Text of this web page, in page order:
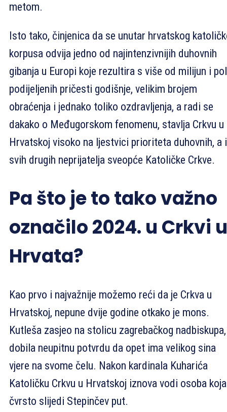
metom.
Isto tako, činjenica da se unutar hrvatskog
korpusa odvija jedno od najintenzivnijih duhovnih
gibanja u Europi koje rezultira s više od milijun i pol
podijeljenih pričesti godišnje, velikim brojem
obraćenja i jednako toliko ozdravljenja, a radi se
dakako o Međugorskom fenomenu, stavlja Crkvu u
Hrvatskoj visoko na ljestvici prioriteta duhovnih, a i
svih drugih neprijatelja sveopće Katoličke Crkve.
Pa što je to tako važno
označilo 2024. u Crkvi u
Hrvata?
Kao prvo i najvažnije možemo reći da je Crkva u
Hrvatskoj, nepune dvije godine otkako je mons.
Kutleša zasjeo na stolicu zagrebačkog nadbiskupa,
dobila neupitnu potvrdu da opet ima velikog sina
vjere na svome čelu. Nakon kardinala Kuharića
Katoličku Crkvu u Hrvatskoj iznova vodi osoba koja
čvrsto slijedi Stepinčev put.